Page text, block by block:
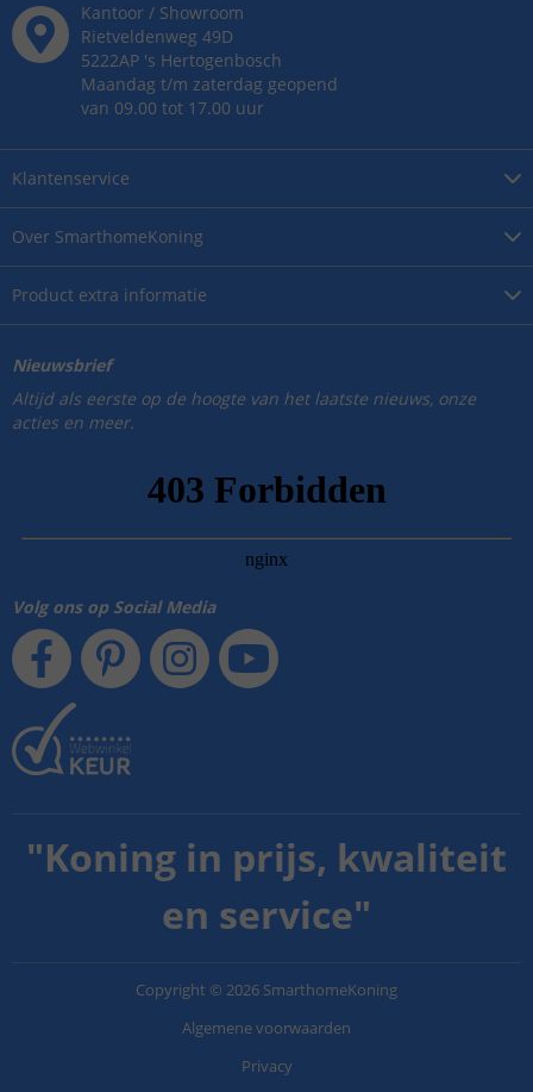
Over SmarthomeKoning
Product extra informatie
Klantenservice
Kantoor / Showroom
Rietveldenweg 49D
5222AP 's Hertogenbosch
Maandag t/m zaterdag geopend
van 09.00 tot 17.00 uur
Nieuwsbrief
Altijd als eerste op de hoogte van het laatste nieuws, onze
acties en meer.
Volg ons op Social Media
"Koning in prijs, kwaliteit
en service"
Copyright © 2026 SmarthomeKoning
Algemene voorwaarden
Privacy